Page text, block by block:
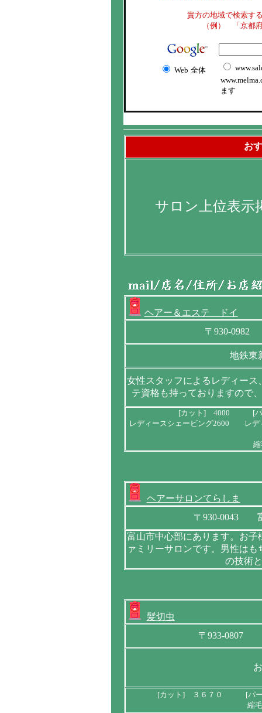
貴方の地域で検索す
（例） 「京都
Web 全体
ます
お
サロン上位表示
ヘアー＆エステ ドイ
〒930-0982
地鉄東
女性スタッフによるレディー
テ資格も持っておりますので
[カット] 4000 [パ
レディースシェービング2600 レ
ヘアーサロンてらしま
〒930-0043
富山市中心部にあります。お
ァミリーサロンです。男性は
の技術
髪切虫
〒933-0807
[カット] ３６７０ [パ
縮